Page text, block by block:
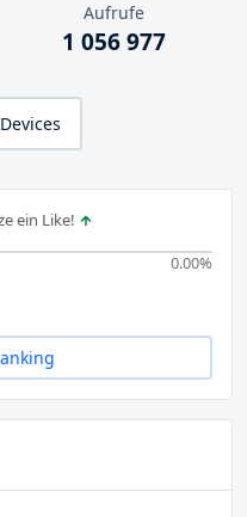
Aufrufe
1 056 977
Devices
ein Like!
0.00%